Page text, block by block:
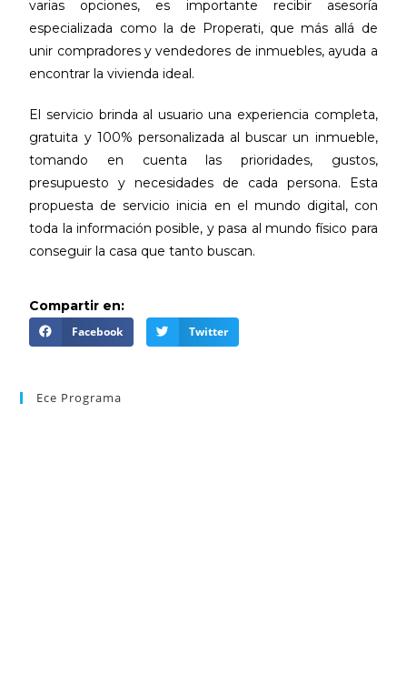
varias opciones, es importante recibir asesoría
especializada como la de Properati, que más allá de
unir compradores y vendedores de inmuebles, ayuda a
encontrar la vivienda ideal.
El servicio brinda al usuario una experiencia completa,
gratuita y 100% personalizada al buscar un inmueble,
tomando en cuenta las prioridades, gustos,
presupuesto y necesidades de cada persona. Esta
propuesta de servicio inicia en el mundo digital, con
toda la información posible, y pasa al mundo físico para
conseguir la casa que tanto buscan.
Compartir en:
Facebook Twitter
Ece Programa